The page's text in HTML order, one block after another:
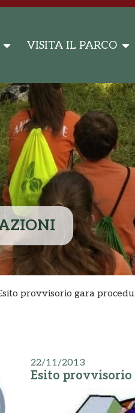
VISITA IL PARCO
provvisorio gara
22/11/2013
Esito provvisorio